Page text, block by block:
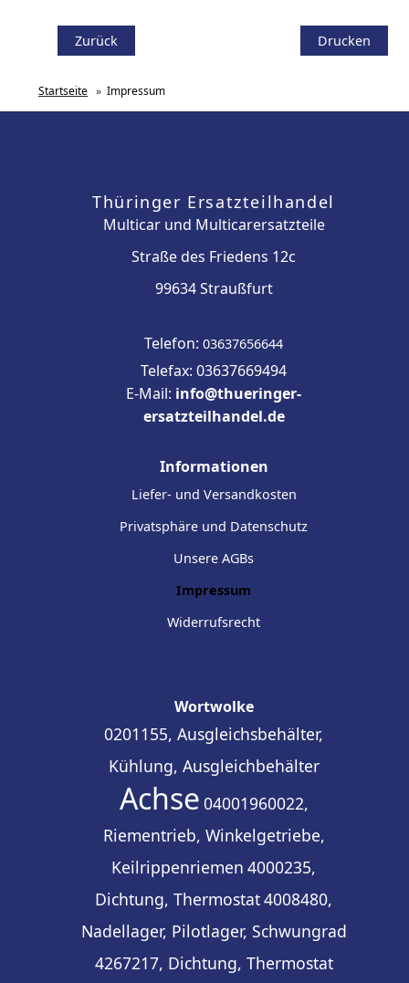
Zurück Drucken
Startseite » Impressum
Thüringer Ersatzteilhandel
Multicar und Multicarersatzteile
Straße des Friedens 12c
99634 Straußfurt
Telefon: 03637656644
Telefax: 03637669494
E-Mail: info@thueringer-
ersatzteilhandel.de
Informationen
Liefer- und Versandkosten
Privatsphäre und Datenschutz
Unsere AGBs
Impressum
Widerrufsrecht
Wortwolke
0201155, Ausgleichsbehälter,
Kühlung, Ausgleichbehälter
Achse 04001960022,
Riementrieb, Winkelgetriebe,
Keilrippenriemen 4000235,
Dichtung, Thermostat4008480,
Nadellager, Pilotlager, Schwungrad
4267217, Dichtung, Thermostat